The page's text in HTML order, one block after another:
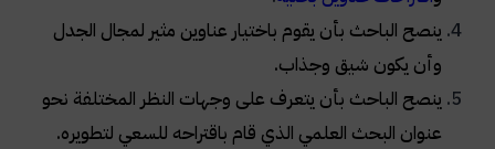
ينصح الباحث بأن يقوم باختيار عناوين مثير لمجال الجدل
وأن يكون شيق وجذاب.
ينصح الباحث بأن يتعرف على وجهات النظر المختلفة نحو
عنوان البحث العلمي الذي قام باقتراحه للسعي لتطويره. ​